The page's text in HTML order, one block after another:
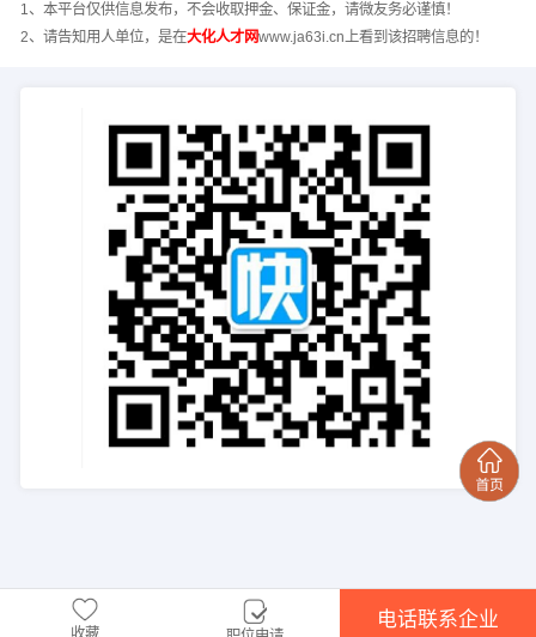
1、本平台仅供信息发布，不会收取押金、保证金，请微友务必谨慎！
2、请告知用人单位，是在大化人才网www.ja63i.cn上看到该招聘信息的！
电话联系企业